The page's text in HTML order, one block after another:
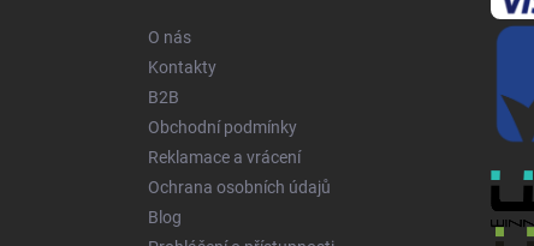
O nás
Kontakty
B2B
Obchodní podmínky
Reklamace a vrácení
Ochrana osobních údajů
Blog